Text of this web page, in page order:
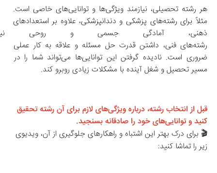
هر رشته تحصیلی، نیازمند ویژگی‌ها و توانایی‌های خاصی است.
مثلاً برای رشته‌های پزشکی و دندانپزشکی، علاوه بر استعدادهای
ذهنی، آمادگی جسمی و روحی
رشته‌های فنی، داشتن قدرت حل مسئله و علاقه به کار عملی
ضروری است. نادیده گرفتن این توانایی‌ها می‌تواند شما را در
مسیر تحصیل و شغل آینده با مشکلات زیادی روبرو کند.
قبل از انتخاب رشته، درباره ویژگی‌های لازم برای آن رشته تحقیق
کنید و توانایی‌های خود را صادقانه بسنجید.
🎬 برای درک بهتر این اشتباه و راهکارهای جلوگیری از آن، ویدیوی
زیر را تماشا کنید: